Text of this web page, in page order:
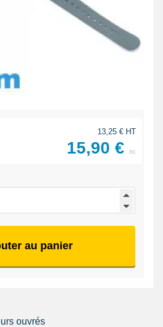
13,25 € HT
15,90 € ttc
au panier
ouvrés